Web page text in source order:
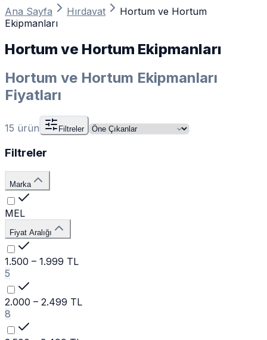
Ana Sayfa Hırdavat
Hortum ve Hortum
Ekipmanları
Hortum ve Hortum Ekipmanları
Hortum ve Hortum Ekipmanları
Fiyatları
15 ürün Filtreler
Filtreler
Marka
MEL
Fiyat Aralığı
1.500 – 1.999 TL
5
2.000 – 2.499 TL
8